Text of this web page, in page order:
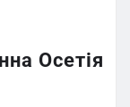
Осетія